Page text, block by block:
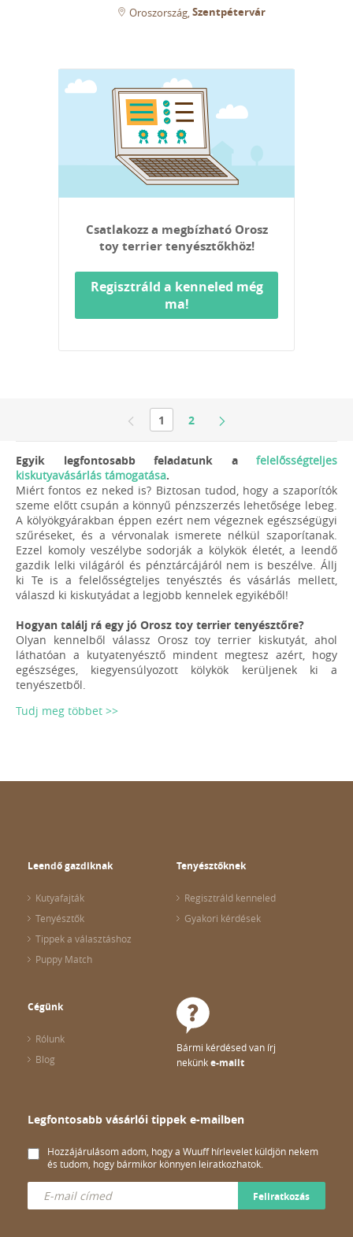
Oroszország Szentpétervár
Csatlakozz a megbízható Orosz
toy terrier tenyésztőkhöz!
Regisztráld a kenneled még
ma!
1 2
Egyik legfontosabb feladatunk a felelősségteljes
kiskutyavásárlás támogatása.
Miért fontos ez neked is? Biztosan tudod, hogy a szaporítók
szeme előtt csupán a könnyű pénzszerzés lehetősége lebeg.
A kölyökgyárakban éppen ezért nem végeznek egészségügyi
szűréseket, és a vérvonalak ismerete nélkül szaporítanak.
Ezzel komoly veszélybe sodorják a kölykök életét, a leendő
gazdik lelki világáról és pénztárcájáról nem is beszélve. Állj
ki Te is a felelősségteljes tenyésztés és vásárlás mellett,
válaszd ki kiskutyádat a legjobb kennelek egyikéből!
Hogyan találj rá egy jó Orosz toy terrier tenyésztőre?
Olyan kennelből válassz Orosz toy terrier kiskutyát, ahol
láthatóan a kutyatenyésztő mindent megtesz azért, hogy
egészséges, kiegyensúlyozott kölykök kerüljenek ki a
tenyészetből.
Tudj meg többet >>
Leendő gazdiknak
Kutyafajták
Tenyésztők
Tippek a választáshoz
Puppy Match
Tenyésztőknek
Regisztráld kenneled
Gyakori kérdések
Cégünk
Rólunk
Blog
Bármi kérdésed van írj
nekünke-mailt
Legfontosabb vásárlói tippek e-mailben
Hozzájárulásom adom, hogy a Wuuff hírlevelet küldjön nekem
és tudom, hogy bármikor könnyen leiratkozhatok.
Feliratkozás